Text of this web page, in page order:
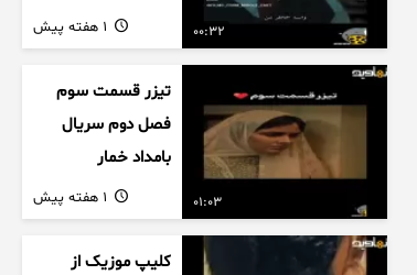
00:32
01:03
تیزر قسمت سوم
فصل دوم سریال
بامداد خمار
کلیپ موزیک از